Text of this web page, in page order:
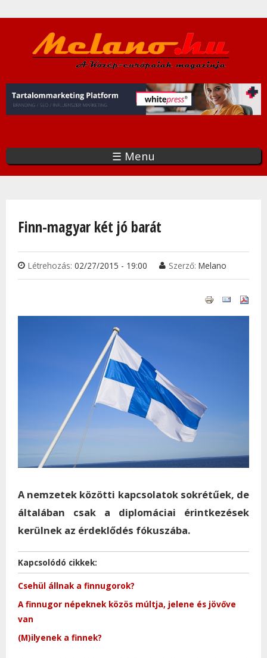
a
tartalomra
☰ Menu
Finn-magyar két jó barát
Létrehozás: 02/27/2015 - 19:00 Szerző: Melano
A nemzetek közötti kapcsolatok sokrétűek, de
általában csak a diplomáciai érintkezések
kerülnek az érdeklődés fókuszába.
Kapcsolódó cikkek:
Csehül állnak a finnugorok?
A finnugor népeknek közös múltja, jelene és jövőve
van
(M)ilyenek a finnek?